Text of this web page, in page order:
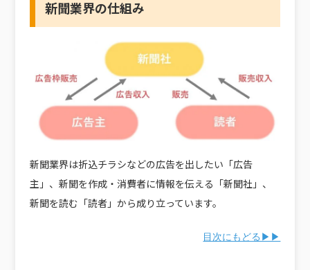
新聞業界の仕組み
新聞業界は折込チラシなどの広告を出したい「広告
主」、新聞を作成・消費者に情報を伝える「新聞社」、
新聞を読む「読者」から成り立っています。
目次にもどる▶▶